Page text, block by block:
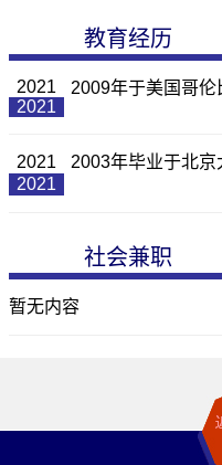
教育经历
2021
2021
2009年于美国哥
2021
2021
2003年毕业于北
社会兼职
暂无内容